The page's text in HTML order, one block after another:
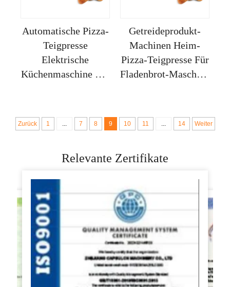
Automatische Pizza-
Teigpresse
Elektrische
Küchenmaschine Für
Getreideprodukt-
Machinen Heim-
Pizza-Teigpresse Für
Fladenbrot-Maschine
Zurück 1 ... 7 8 9 10 11 ... 14 Weiter
Relevante Zertifikate